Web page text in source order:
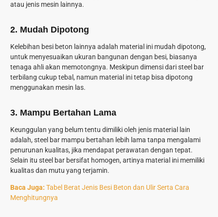
atau jenis mesin lainnya.
2. Mudah Dipotong
Kelebihan besi beton lainnya adalah material ini mudah dipotong,
untuk menyesuaikan ukuran bangunan dengan besi, biasanya
tenaga ahli akan memotongnya. Meskipun dimensi dari steel bar
terbilang cukup tebal, namun material ini tetap bisa dipotong
menggunakan mesin las.
3. Mampu Bertahan Lama
Keunggulan yang belum tentu dimiliki oleh jenis material lain
adalah, steel bar mampu bertahan lebih lama tanpa mengalami
penurunan kualitas, jika mendapat perawatan dengan tepat.
Selain itu steel bar bersifat homogen, artinya material ini memiliki
kualitas dan mutu yang terjamin.
Baca Juga: Tabel Berat Jenis Besi Beton dan Ulir Serta Cara
Menghitungnya